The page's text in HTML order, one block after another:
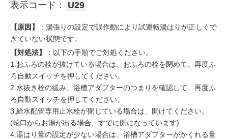
表示コード： U29
【原因】
：湯張りの設定で誤作動により試運転湯はりが正しくで
きていない状態です。
【対処法】
：以下の手順でご対処ください。
1.おふろの栓が抜けている場合は、おふろの栓を閉めて、再度ふ
ろ自動スイッチを押してください。
2.水抜き栓の緩み、浴槽アダプターのつまりを確認して、再度ふ
ろ自動スイッチを押してください。
3.給水配管専用止水栓が閉じている場合は、開けてください。
(蛇口からお湯が出る場合、すでに開になっています)
4.湯はり量の設定が少ない場合は、浴槽アダプターがかくれる量